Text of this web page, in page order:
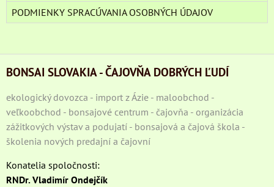
PODMIENKY SPRACÚVANIA OSOBNÝCH ÚDAJOV
BONSAI SLOVAKIA - ČAJOVŇA DOBRÝCH ĽUDÍ
ekologický dovozca - import z Ázie - maloobchod -
veľkoobchod - bonsajové centrum - čajovňa - organizácia
zážitkových výstav a podujatí - bonsajová a čajová škola -
školenia nových predajní a čajovní
Konatelia spoločnosti:
RNDr. Vladimír Ondejčík